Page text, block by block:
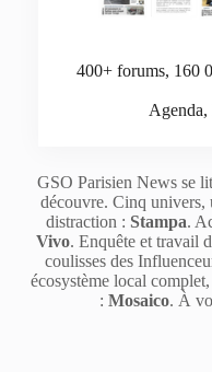
400+ forums, 160
Agenda,
GSO Parisien News se
découvre. Cinq univers,
distraction : Stampa.
Vivo. Enquête et travail
coulisses des
écosystème local
:Mosaico. À